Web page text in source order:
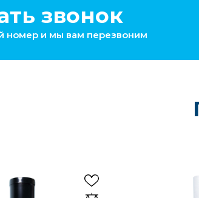
звонок
номер и мы вам перезвоним